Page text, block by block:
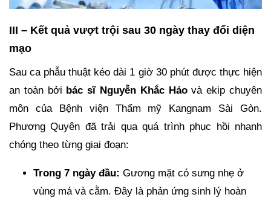
III – Kết quả vượt trội sau 30 ngày thay đổi diện
mạo
Sau ca phẫu thuật kéo dài 1 giờ 30 phút được thực hiện
an toàn bởi bác sĩ Nguyễn Khắc Hảovà ekip chuyên
môn của Bệnh viện Thẩm mỹ Kangnam Sài Gòn.
Phương Quyên đã trải qua quá trình phục hồi nhanh
chóng theo từng giai đoạn:
Trong 7 ngày đầu: Gương mặt có sưng nhẹ ở
vùng má và cằm. Đây là phản ứng sinh lý hoàn